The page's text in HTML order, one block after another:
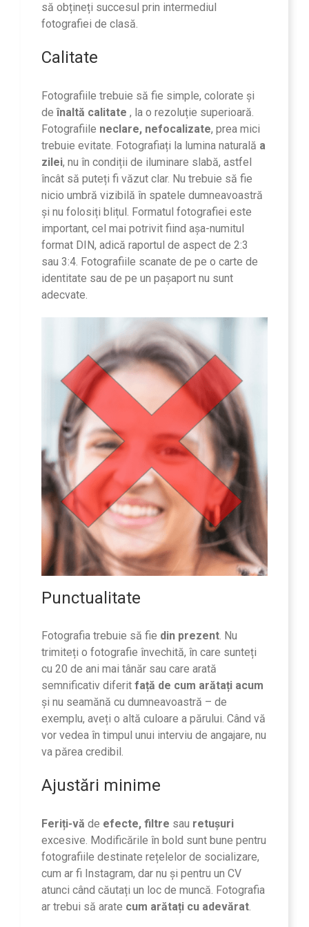
să obțineți succesul prin intermediul
fotografiei de clasă.
Calitate
Fotografiile trebuie să fie simple, colorate și
deînaltă calitate , la o rezoluție superioară.
Fotografiile neclare, nefocalizate, prea mici
trebuie evitate. Fotografiați la lumina naturală a
zilei, nu în condiții de iluminare slabă, astfel
încât să puteți fi văzut clar. Nu trebuie să fie
nicio umbră vizibilă în spatele dumneavoastră
și nu folosiți blițul. Formatul fotografiei este
important, cel mai potrivit fiind așa-numitul
format DIN, adică raportul de aspect de 2:3
sau 3:4. Fotografiile scanate de pe o carte de
identitate sau de pe un pașaport nu sunt
adecvate.
Punctualitate
Fotografia trebuie să fie din prezent. Nu
trimiteți o fotografie învechită, în care sunteți
cu 20 de ani mai tânăr sau care arată
semnificativ diferit față de cum arătați acum
și nu seamănă cu dumneavoastră – de
exemplu, aveți o altă culoare a părului. Când vă
vor vedea în timpul unui interviu de angajare, nu
va părea credibil.
Ajustări minime
Feriți-vă de efecte, filtre sau retușuri
excesive. Modificările în bold sunt bune pentru
fotografiile destinate rețelelor de socializare,
cum ar fi Instagram, dar nu și pentru un CV
atunci când căutați un loc de muncă. Fotografia
ar trebui să arate cum arătați cu adevărat